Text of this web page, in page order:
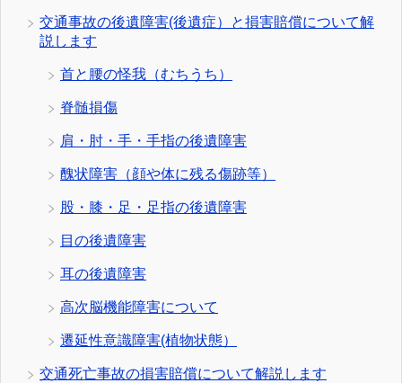
交通事故の後遺障害(後遺症）と損害賠償について解
説します
首と腰の怪我（むちうち）
脊髄損傷
肩・肘・手・手指の後遺障害
醜状障害（顔や体に残る傷跡等）
股・膝・足・足指の後遺障害
目の後遺障害
耳の後遺障害
高次脳機能障害について
遷延性意識障害(植物状態）
交通死亡事故の損害賠償について解説します